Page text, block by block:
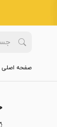
صفحه اصلی